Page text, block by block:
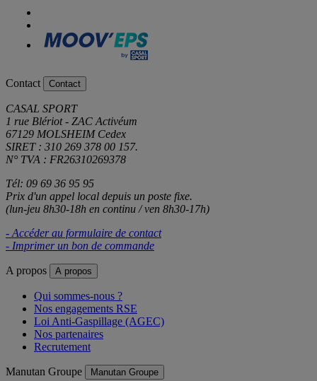
Contact Contact
CASAL SPORT
1 rue Blériot - ZAC Activéum
67129 MOLSHEIM Cedex
SIRET : 310 269 378 00 157.
N° TVA : FR26310269378
Tél: 09 69 36 95 95
Prix d'un appel local depuis un poste fixe.
(lun-jeu 8h30-18h en continu / ven 8h30-17h)
- Accéder au formulaire de contact
- Imprimer un bon de commande
A propos A propos
Qui sommes-nous ?
Nos engagements RSE
Loi Anti-Gaspillage (AGEC)
Nos partenaires
Recrutement
Manutan Groupe Manutan Groupe